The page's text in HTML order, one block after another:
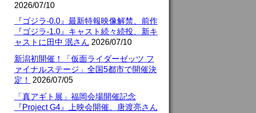
2026/07/10
『ゴジラ-0.0』最新特報映像解禁、前作
『ゴジラ-1.0』キャスト続々続投、新キ
ャストに田中 泯さん 2026/07/10
新潟初開催！「仮面ライダーゼッツ フ
ァイナルステージ」全国5都市で開催決
定！
2026/07/05
「真アギト展」福岡会場開催記念
『Project G4』上映会開催。唐渡亮さん